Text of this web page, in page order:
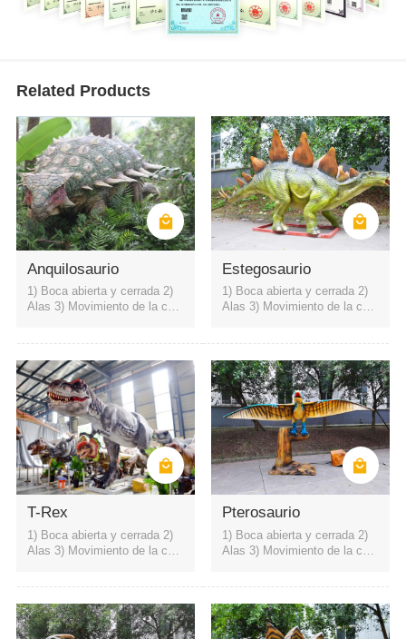
parque de atracciones
museo de ciencia
Área escénica del parque
Related Products
Anquilosaurio
1) Boca abierta y cerrada 2)
Alas 3) Movimiento de la cuel
Estegosaurio
1) Boca abierta y cerrada 2)
Alas 3) Movimiento de la cuel
T-Rex
1) Boca abierta y cerrada 2)
Alas 3) Movimiento de la cuel
Pterosaurio
1) Boca abierta y cerrada 2)
Alas 3) Movimiento de la cuel